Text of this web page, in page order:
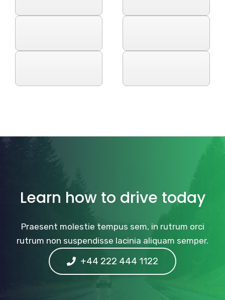
Learn how to drive today
Praesent molestie tempus sem, in rutrum orci
rutrum non suspendisse lacinia aliquam semper.
+44 222 444 1122